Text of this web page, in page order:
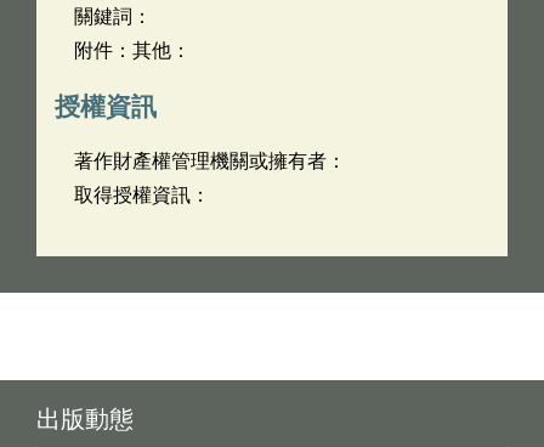
關鍵詞：
附件：其他：
授權資訊
著作財產權管理機關或擁有者：
取得授權資訊：
出版動態